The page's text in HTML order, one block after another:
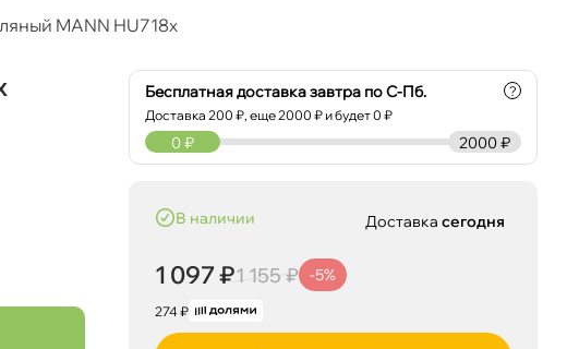
MANN HU718x
Бесплатная доставка завтра по С-Пб.
Доставка200 ₽, еще2000 ₽ и будет 0 ₽
?
2000 ₽
0 ₽
наличии
1 097 ₽1 155 ₽ -5%
274 ₽
Доставкасегодня